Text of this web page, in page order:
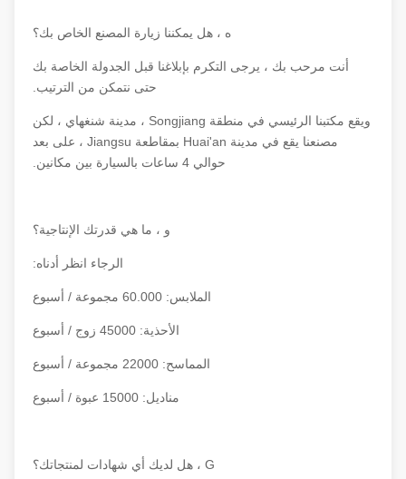
ه ، هل يمكننا زيارة المصنع الخاص بك؟
أنت مرحب بك ، يرجى التكرم بإبلاغنا قبل الجدولة الخاصة بك
حتى نتمكن من الترتيب.
ويقع مكتبنا الرئيسي في منطقة Songjiang ، مدينة شنغهاي ، لكن
مصنعنا يقع في مدينة Huai'an بمقاطعة Jiangsu ، على بعد
حوالي 4 ساعات بالسيارة بين مكانين.
و ، ما هي قدرتك الإنتاجية؟
الرجاء انظر أدناه:
الملابس: 60.000 مجموعة / أسبوع
الأحذية: 45000 زوج / أسبوع
المماسح: 22000 مجموعة / أسبوع
مناديل: 15000 عبوة / أسبوع